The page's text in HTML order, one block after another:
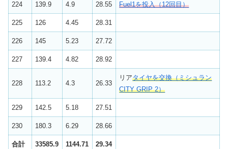
224 139.9 4.9 28.55 Fuel1を投入（12回目）
225 126 4.45 28.31
226 145 5.23 27.72
227 139.4 4.82 28.92
228 113.2 4.3 26.33
リアタイヤを交換（ミシュラン
CITY GRIP 2）
229 142.5 5.18 27.51
230 180.3 6.29 28.66
合計 33585.9 1144.71 29.34